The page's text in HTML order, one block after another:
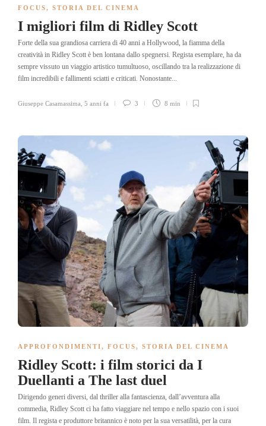
FOCUS, STORIA DEL CINEMA
I migliori film di Ridley Scott
Forte della sua grandiosa carriera di 40 anni a Hollywood, la fiamma della
creatività in Ridley Scott è ben lontana dallo spegnersi. Regista esemplare, ha da
sempre vissuto un viaggio artistico tumultuoso, oscillando tra la realizzazione di
film incredibili e fallimenti sciatti e criticati. Nonostante...
Giuseppe Casamassima 5 anni fa 3 8 min
APPROFONDIMENTI, FOCUS, STORIA DEL CINEMA
Ridley Scott: i film storici da I
Duellanti a The last duel
Dirigendo generi diversi, dal thriller alla fantascienza, dall’avventura alla
commedia, Ridley Scott ci ha fatto viaggiare nel tempo e nello spazio con i suoi
film. Il regista e produttore britannico è noto per la sua versatilità, per la cura